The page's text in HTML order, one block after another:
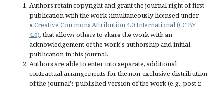
Authors retain copyright and grant the journal right of first
publication with the work simultaneously licensed under
aCreative Commons Attribution 4.0 International (CC BY
4.0), that allows others to share the work with an
acknowledgement of the work's authorship and initial
publication in this journal.
Authors are able to enter into separate, additional
contractual arrangements for the non-exclusive distribution
of the journal's published version of the work (e.g., post it